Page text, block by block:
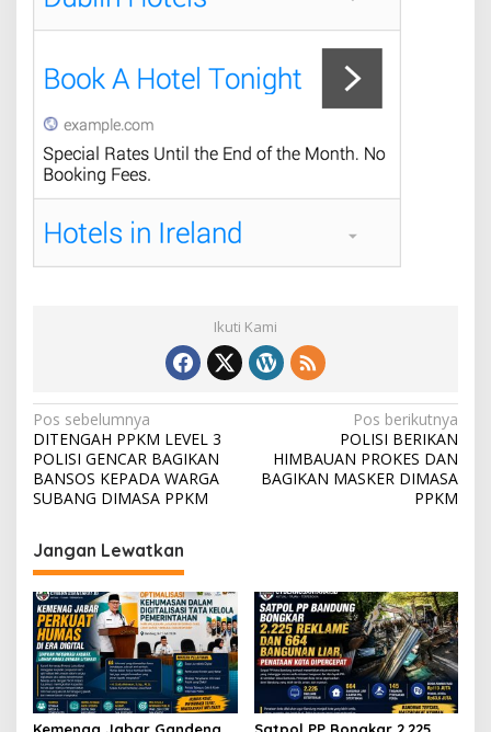
Ikuti Kami
N
a
v
g
a
s
i
p
o
Pos sebelumnya
DITENGAH PPKM LEVEL 3
POLISI GENCAR BAGIKAN
BANSOS KEPADA WARGA
SUBANG DIMASA PPKM
Pos berikutnya
POLISI BERIKAN
HIMBAUAN PROKES DAN
BAGIKAN MASKER DIMASA
PPKM
Jangan Lewatkan